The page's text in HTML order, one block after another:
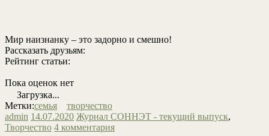
Мир наизнанку – это задорно и смешно!
Рассказать друзьям:
Рейтинг статьи:
Пока оценок нет
Загрузка...
Метки:семья
творчество
admin 14.07.2020 Журнал СОННЭТ - текущий выпуск,
Творчество 4 комментария